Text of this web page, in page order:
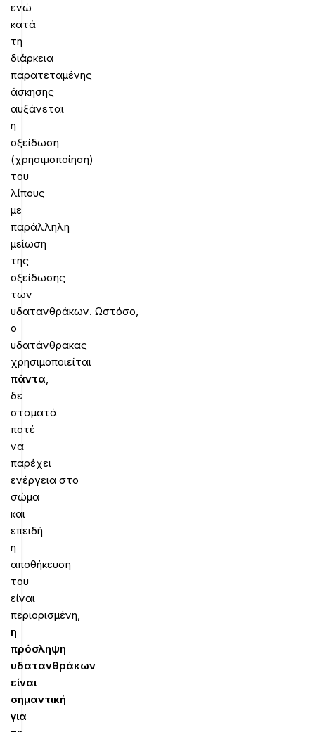
ενώ
κατά
τη
διάρκεια
παρατεταμένης
άσκησης
αυξάνεται
η
οξείδωση
(χρησιμοποίηση)
του
λίπους
με
παράλληλη
μείωση
της
οξείδωσης
των
υδατανθράκων. Ωστόσο,
ο
υδατάνθρακας
χρησιμοποιείται
πάντα,
δε
σταματά
ποτέ
να
παρέχει
ενέργεια στο
σώμα
και
επειδή
η
αποθήκευση
του
είναι
περιορισμένη,
η
πρόσληψη
υδατανθράκων
είναι
σημαντική
για